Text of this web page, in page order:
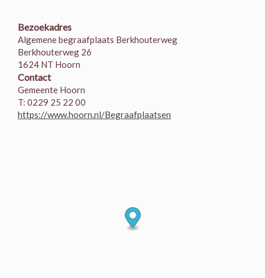
Bezoekadres
Algemene begraafplaats Berkhouterweg
Berkhouterweg 26
1624 NT Hoorn
Contact
Gemeente Hoorn
T: 0229 25 22 00
https://www.hoorn.nl/Begraafplaatsen